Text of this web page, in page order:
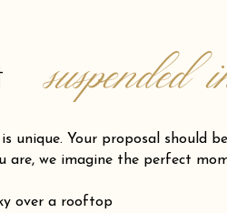
Your proposal should be
are, we imagine the perfect
over a rooftop